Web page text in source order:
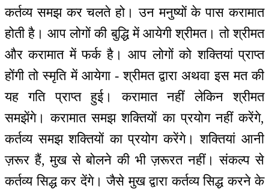
कर्तव्य समझ कर चलते हो। उन मनुष्यों के पास करामात
होती है। आप लोगों की बुद्धि में आयेगी श्रीमत। तो श्रीमत
और करामात में फर्क है। आप लोगों को शक्तियां प्राप्त
होंगी तो स्मृति में आयेगा - श्रीमत द्वारा अथवा इस मत की
यह गति प्राप्त हुई। करामात नहीं लेकिन श्रीमत
समझेंगे। करामात समझ शक्तियों का प्रयोग नहीं करेंगे,
कर्तव्य समझ शक्तियों का प्रयोग करेंगे। शक्तियां आनी
ज़रूर हैं, मुख से बोलने की भी ज़रूरत नहीं। संकल्प से
कर्तव्य सिद्ध कर देंगे। जैसे मुख द्वारा कर्तव्य सिद्ध करने के